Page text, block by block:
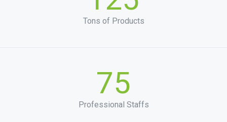
Tons of Products
75
Professional Staffs